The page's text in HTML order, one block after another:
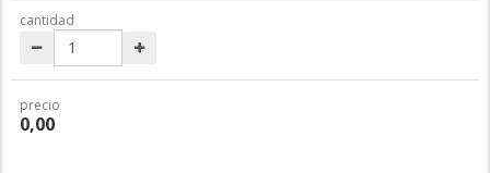
cantidad
precio
0,00